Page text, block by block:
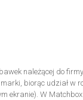
[Supercharged
należącej do
biorąc udział
ekranie). W